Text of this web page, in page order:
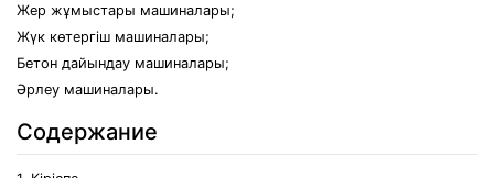
Жер жұмыстары машиналары;
Жүк көтергіш машиналары;
Бетон дайындау машиналары;
Әрлеу машиналары.
Содержание